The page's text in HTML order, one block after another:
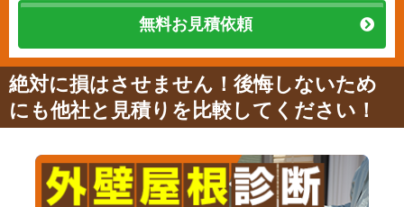
無料お見積依頼
絶対に損はさせません！後悔しないため
にも他社と見積りを比較してください！